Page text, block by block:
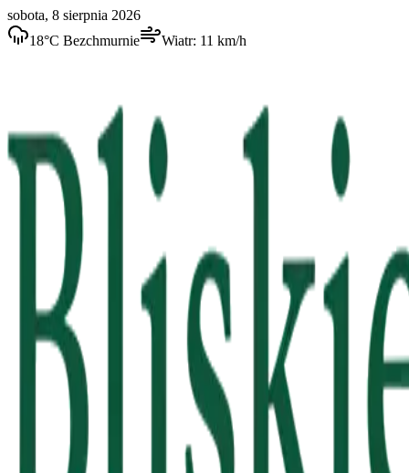
sobota, 8 sierpnia 2026
18°C Bezchmurnie Wiatr: 11 km/h